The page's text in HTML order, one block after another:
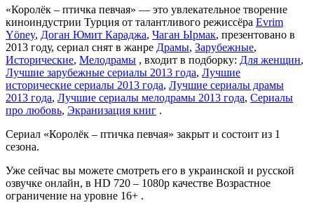
«Королёк – птичка певчая» — это увлекательное творение
киноиндустрии Турция от талантливого режиссёра Evrim
Yöney, Доган Юмит Караджа, Чаган Ырмак, презентовано в
2013 году, сериал снят в жанре Драмы, Зарубежные,
Исторические, Мелодрамы , входит в подборку: Для женщин,
Лучшие зарубежные сериалы 2013 года, Лучшие
исторические сериалы 2013 года, Лучшие сериалы драмы
2013 года, Лучшие сериалы мелодрамы 2013 года, Сериалы
про любовь, Экранизация книг .
Сериал «Королёк – птичка певчая» закрыт и состоит из 1
сезона.
Уже сейчас вы можете смотреть его в украинской и русской
озвучке онлайн, в HD 720 – 1080p качестве Возрастное
ограничение на уровне 16+ .